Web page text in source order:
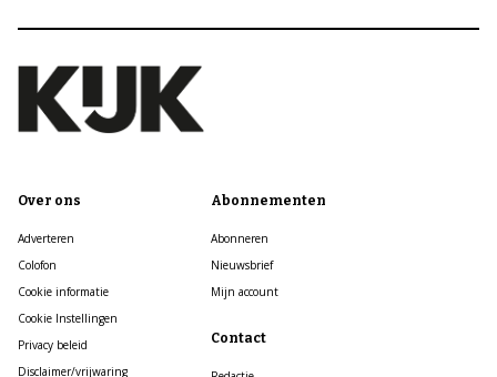
Over ons
Adverteren
Colofon
Cookie informatie
Cookie Instellingen
Privacy beleid
Disclaimer/vrijwaring
Abonnementen
Abonneren
Nieuwsbrief
Mijn account
Contact